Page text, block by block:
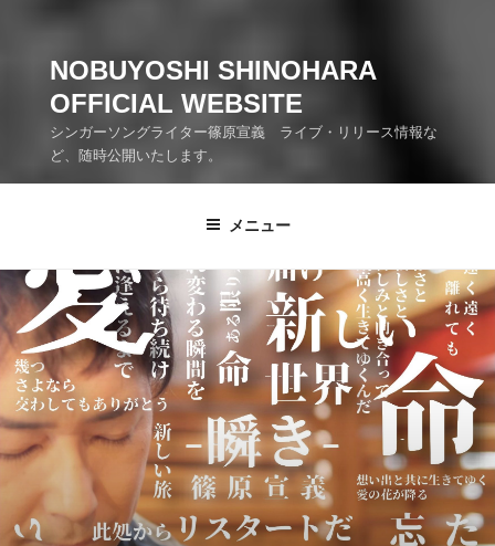
NOBUYOSHI SHINOHARA
OFFICIAL WEBSITE
シンガーソングライター篠原宣義 ライブ・リリース情報な
ど、随時公開いたします。
メニュー